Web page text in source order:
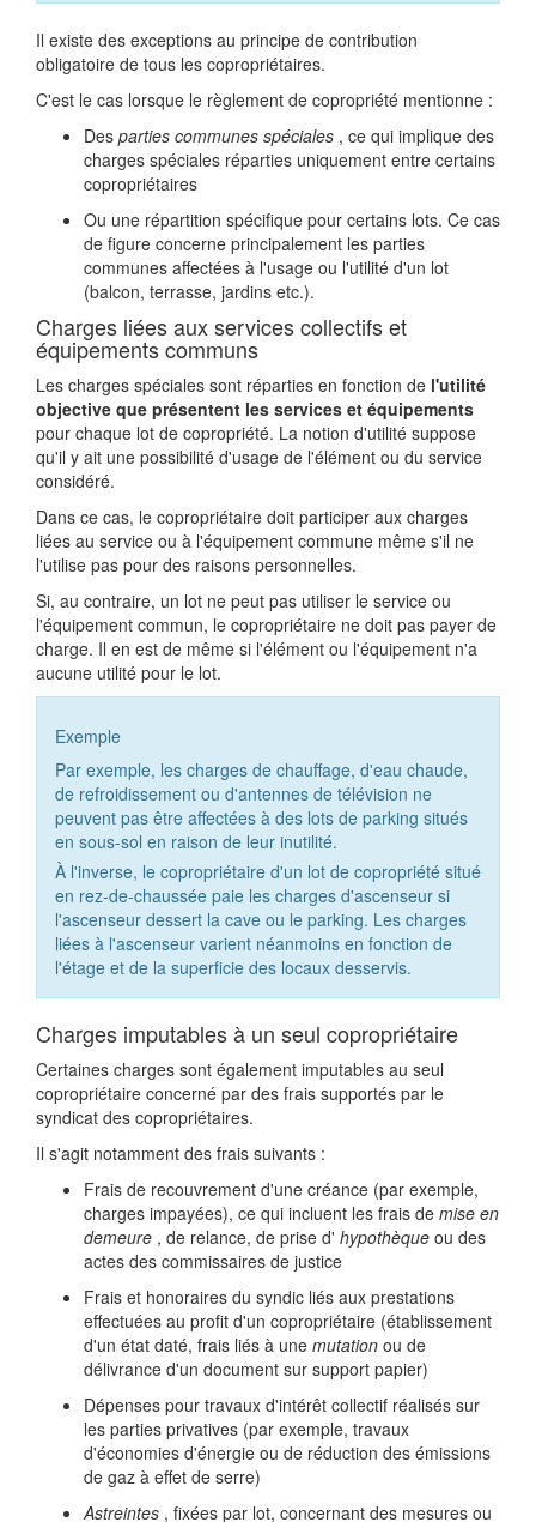
Il existe des exceptions au principe de contribution
obligatoire de tous les copropriétaires.
C'est le cas lorsque le règlement de copropriété mentionne :
Des parties communes spéciales , ce qui implique des
charges spéciales réparties uniquement entre certains
copropriétaires
Ou une répartition spécifique pour certains lots. Ce cas
de figure concerne principalement les parties
communes affectées à l'usage ou l'utilité d'un lot
(balcon, terrasse, jardins etc.).
Charges liées aux services collectifs et
équipements communs
Les charges spéciales sont réparties en fonction de l'utilité
objective que présentent les services et équipements
pour chaque lot de copropriété. La notion d'utilité suppose
qu'il y ait une possibilité d'usage de l'élément ou du service
considéré.
Dans ce cas, le copropriétaire doit participer aux charges
liées au service ou à l'équipement commune même s'il ne
l'utilise pas pour des raisons personnelles.
Si, au contraire, un lot ne peut pas utiliser le service ou
l'équipement commun, le copropriétaire ne doit pas payer de
charge. Il en est de même si l'élément ou l'équipement n'a
aucune utilité pour le lot.
Exemple
Par exemple, les charges de chauffage, d'eau chaude,
de refroidissement ou d'antennes de télévision ne
peuvent pas être affectées à des lots de parking situés
en sous-sol en raison de leur inutilité.
À l'inverse, le copropriétaire d'un lot de copropriété situé
en rez-de-chaussée paie les charges d'ascenseur si
l'ascenseur dessert la cave ou le parking. Les charges
liées à l'ascenseur varient néanmoins en fonction de
l'étage et de la superficie des locaux desservis.
Charges imputables à un seul copropriétaire
Certaines charges sont également imputables au seul
copropriétaire concerné par des frais supportés par le
syndicat des copropriétaires.
Il s'agit notamment des frais suivants :
Frais de recouvrement d'une créance (par exemple,
charges impayées), ce qui incluent les frais de mise en
demeure , de relance, de prise d' hypothèque ou des
actes des commissaires de justice
Frais et honoraires du syndic liés aux prestations
effectuées au profit d'un copropriétaire (établissement
d'un état daté, frais liés à une mutation ou de
délivrance d'un document sur support papier)
Dépenses pour travaux d'intérêt collectif réalisés sur
les parties privatives (par exemple, travaux
d'économies d'énergie ou de réduction des émissions
de gaz à effet de serre)
Astreintes , fixées par lot, concernant des mesures ou